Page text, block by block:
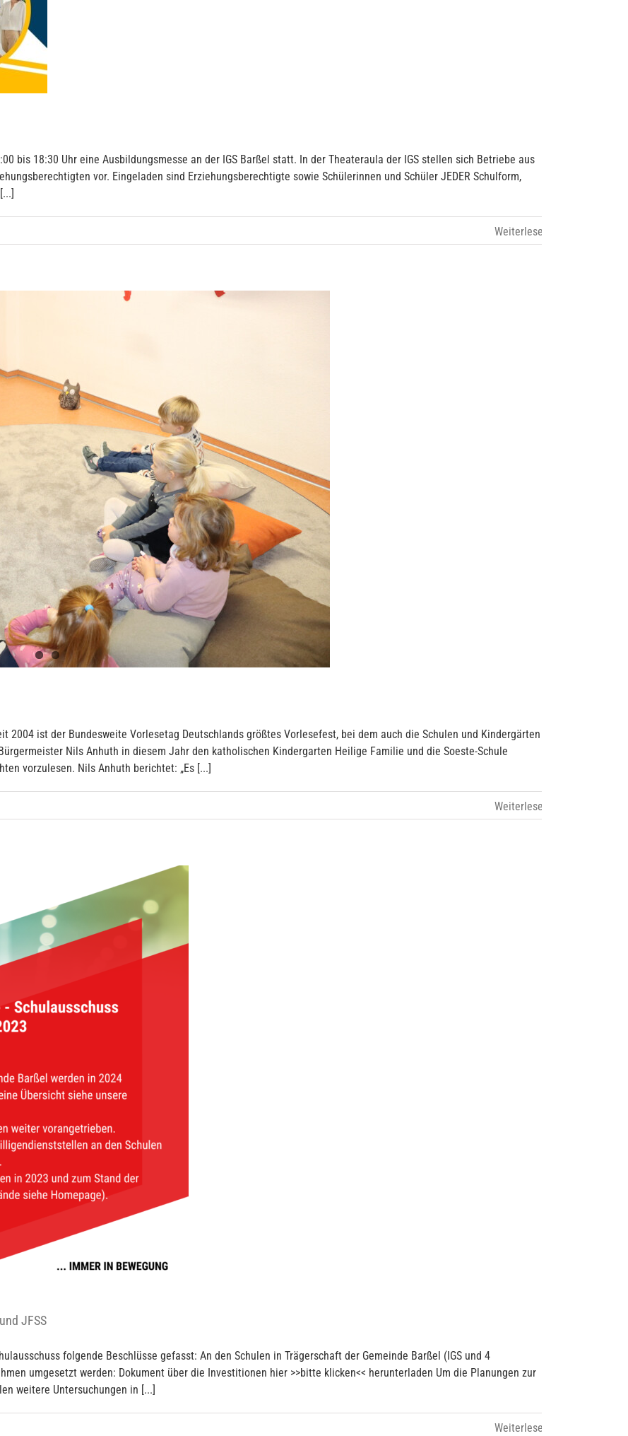
bis 18:30 Uhr eine Ausbildungsmesse an der IGS Barßel statt. In der Theateraula der IGS stellen sich Betriebe aus
vor. Eingeladen sind Erziehungsberechtigte sowie Schülerinnen und Schüler JEDER Schulform,
2004 ist der Bundesweite Vorlesetag Deutschlands größtes Vorlesefest, bei dem auch die Schulen und Kindergärten
Nils Anhuth in diesem Jahr den katholischen Kindergarten Heilige Familie und die Soeste-Schule
vorzulesen. Nils Anhuth berichtet: „Es [...]
JFSS
folgende Beschlüsse gefasst: An den Schulen in Trägerschaft der Gemeinde Barßel (IGS und 4
umgesetzt werden: Dokument über die Investitionen hier >>bitte klicken<< herunterladen Um die Planungen zur
weitere Untersuchungen in [...]